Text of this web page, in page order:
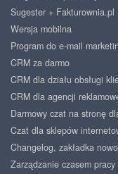
Sugester + Fakturownia.pl
Wersja mobilna
Program do e-mail
CRM za darmo
CRM dla działu obsługi
CRM dla agencji
Darmowy czat na stronę
Czat dla sklepów
Changelog, zakładka
Zarządzanie czasem pracy